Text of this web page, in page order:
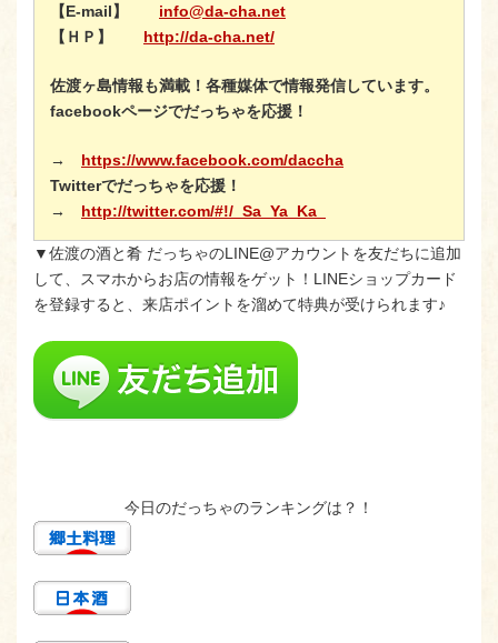
【E-mail】 info@da-cha.net
【ＨＰ】 http://da-cha.net/
佐渡ヶ島情報も満載！各種媒体で情報発信しています。
facebookページでだっちゃを応援！
→ https://www.facebook.com/daccha
Twitterでだっちゃを応援！
→ http://twitter.com/#!/_Sa_Ya_Ka_
▼佐渡の酒と肴 だっちゃのLINE@アカウントを友だちに追加
して、スマホからお店の情報をゲット！LINEショップカード
を登録すると、来店ポイントを溜めて特典が受けられます♪
今日のだっちゃのランキングは？！